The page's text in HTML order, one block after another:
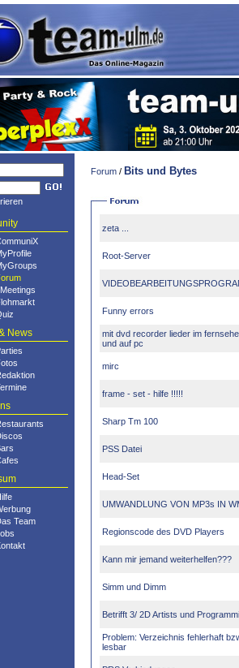
News
Team
Forum / Bits und Bytes
zeta ...
Root-Server
Funny errors
mit dvd recorder lieder im
und auf pc
mirc
frame - set - hilfe !!!!!
Sharp Tm 100
PSS Datei
Head-Set
UMWANDLUNG VON MP3s IN
Regionscode des DVD Players
Kann mir jemand weiterhelfen???
Simm und Dimm
Betrifft 3/ 2D Artists und
Problem: Verzeichnis fehlerhaft
lesbar